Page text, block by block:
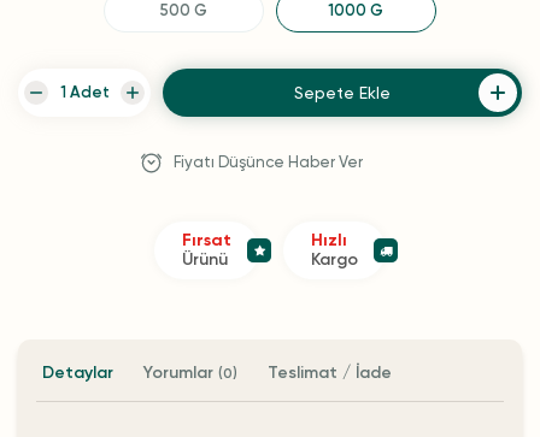
500 G 1000 G
Sepete Ekle
Fiyatı Düşünce Haber Ver
Fırsat
Ürünü
Hızlı
Kargo
Detaylar Yorumlar (0) Teslimat / İade